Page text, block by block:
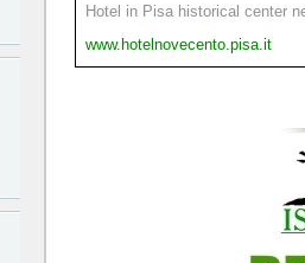
Hotel in Pisa historical center
www.hotelnovecento.pisa.it